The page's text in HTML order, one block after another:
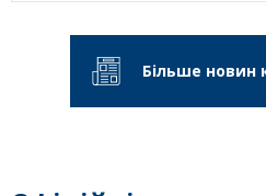
Більше новин